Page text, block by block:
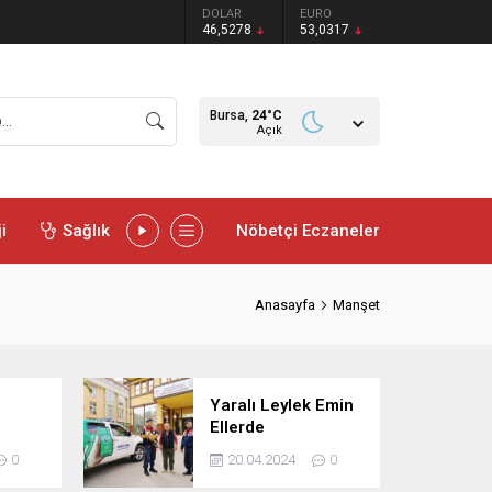
DOLAR
46,5278
EURO
53,0317
Bursa, 24°C
Açık
Sağlık Nöbetçi Eczaneler
Anasayfa Manşet
biri
0
Yaralı Leylek Emin
Ellerde
20.04.2024 0